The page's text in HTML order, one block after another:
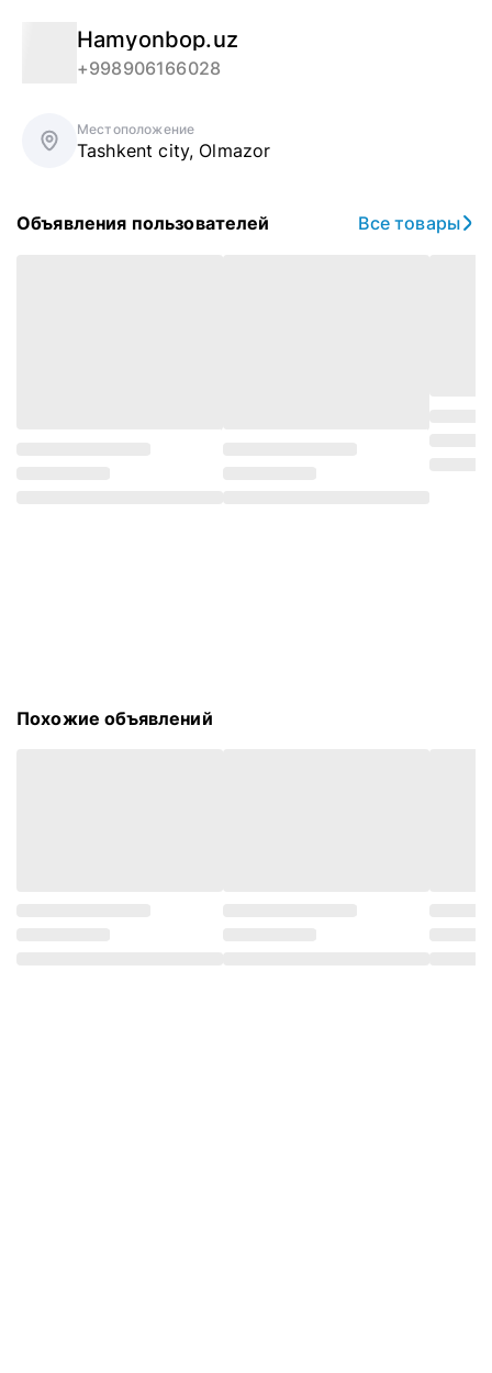
Hamyonbop.uz
+998906166028
Местоположение
Tashkent city, Olmazor
Объявления пользователей Все товары
Похожие объявлений